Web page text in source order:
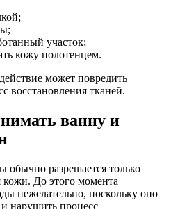
участок;
кожу полотенцем.
может повредить
восстановления тканей.
ванну и
разрешается только
кожи. До этого момента
нежелательно, поскольку оно
нарушить процесс